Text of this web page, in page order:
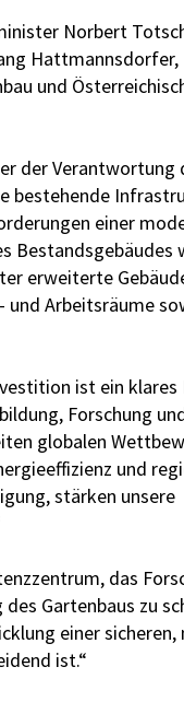
Norbert
und
der Verantwortung
bestehende
einer
Bestandsgebäudes
erweiterte
Arbeitsräume
ist ein klares
Forschung
globalen
und
stärken unsere
das
Gartenbaus zu
einer sicheren,
ist.“